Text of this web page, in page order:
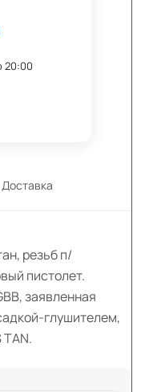
20:00
Доставка
резьб п/
пистолет.
заявленная
глушителем,
TAN.